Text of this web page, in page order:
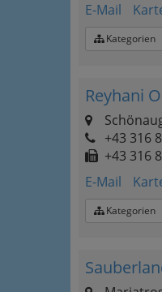
E-Mail
Kategorien
Reyhani
+43 316
+43 316
E-Mail
Kategorien